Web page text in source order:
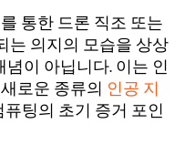
통한 드론 직조 또는
는 의지의 모습을 상상
이 아닙니다. 이는 인
로운 종류의 인공 지
팅의 초기 증거 포인